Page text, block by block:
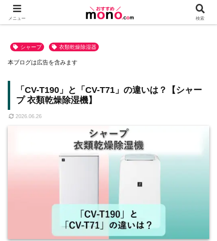
シャープ 衣類乾燥除湿器
「CV-T190」と「CV-T71」の違いは？【シャー
プ 衣類乾燥除湿機】
2026.06.26
本ブログは広告を含みます
メニュー 検索